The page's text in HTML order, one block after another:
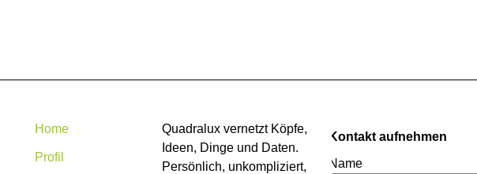
Home
Profil
Quadralux vernetzt Köpfe,
Ideen, Dinge und Daten.
Persönlich, unkompliziert,
Kontakt aufnehmen
Name